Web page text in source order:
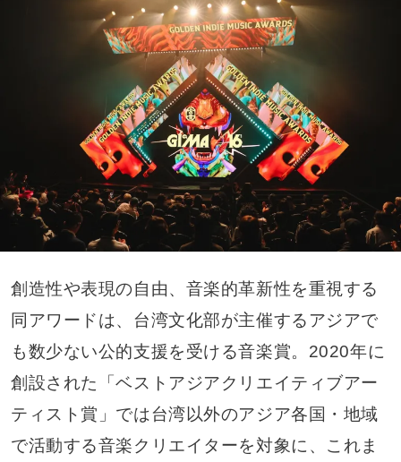
創造性や表現の自由、音楽的革新性を重視する
同アワードは、台湾文化部が主催するアジアで
も数少ない公的支援を受ける音楽賞。2020年に
創設された「ベストアジアクリエイティブアー
ティスト賞」では台湾以外のアジア各国・地域
で活動する音楽クリエイターを対象に、これま